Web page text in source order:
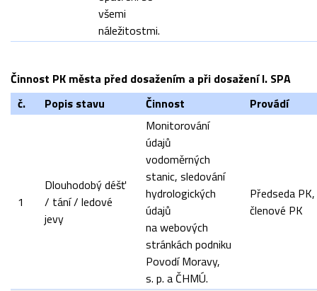
všemi
náležitostmi.
Činnost PK města před dosažením a při dosažení I. SPA
č.
Popis stavu Činnost Provádí
1
Dlouhodobý déšť
/ tání / ledové
jevy
Monitorování
údajů
vodoměrných
stanic, sledování
hydrologických
údajů
na webových
stránkách podniku
Povodí Moravy,
s. p. a ČHMÚ.
Předseda PK,
členové PK